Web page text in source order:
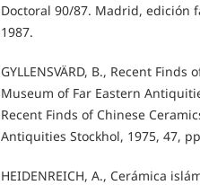
Doctoral 90/87. Madrid, edición
1987.
GYLLENSVÄRD, B., Recent
Museum of Far Eastern
Recent Finds of Chinese
Antiquities Stockhol, 1975, 47,
HEIDENREICH, A., Cerámica